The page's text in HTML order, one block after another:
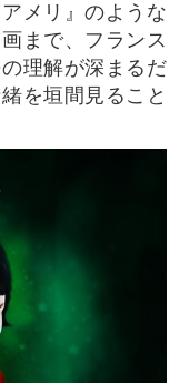
メリ』のような
まで、フランス
理解が深まるだ
を垣間見ること